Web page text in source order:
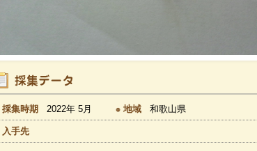
採集時期 2022年 5月 地域 和歌山県
入手先